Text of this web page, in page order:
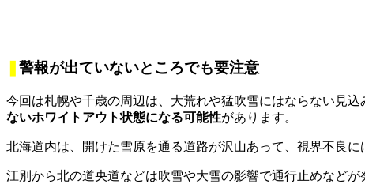
警報が出ていないところでも要注意
今回は札幌や千歳の周辺は、大荒れや猛吹雪にはならない見
ないホワイトアウト状態になる可能性があります。
北海道内は、開けた雪原を通る道路が沢山あって、視界不良
江別から北の道央道などは吹雪や大雪の影響で通行止めなど